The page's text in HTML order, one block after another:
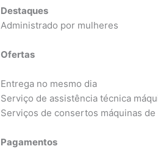
Destaques
Administrado por mulheres
Ofertas
Entrega no mesmo dia
Serviço de assistência técnica
Serviços de consertos máquinas de
Pagamentos